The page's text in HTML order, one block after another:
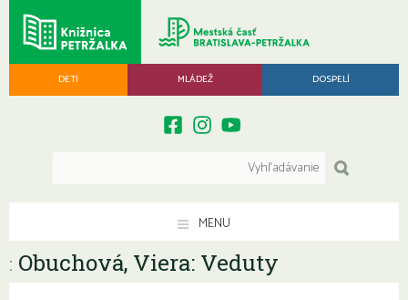
DETI MLÁDEŽ DOSPELÍ
MENU
: Obuchová, Viera: Veduty